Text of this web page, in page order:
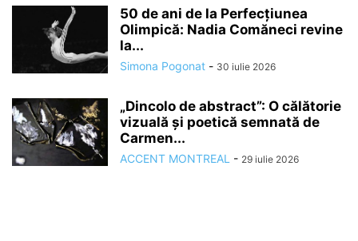
50 de ani de la Perfecțiunea
Olimpică: Nadia Comăneci revine
la...
Simona Pogonat - 30 iulie 2026
„Dincolo de abstract”: O călătorie
vizuală și poetică semnată de
Carmen...
ACCENT MONTREAL - 29 iulie 2026